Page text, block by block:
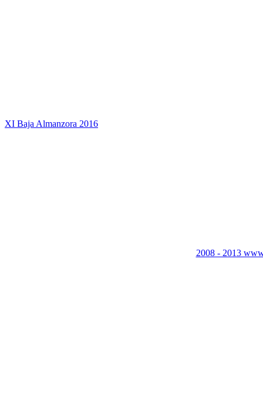
XI Baja Almanzora 2016
2008 - 2013